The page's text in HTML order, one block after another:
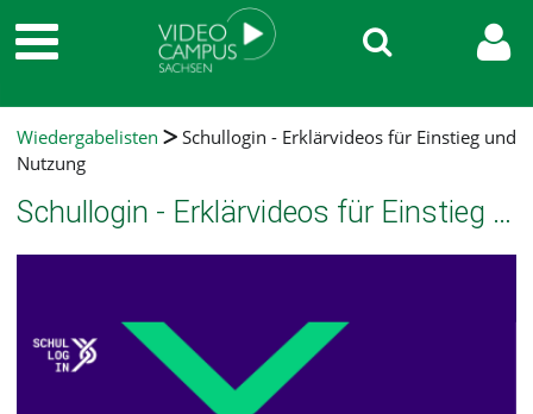
Wiedergabelisten
Schullogin - Erklärvideos für Einstieg und
Nutzung
Schullogin - Erklärvideos für Einstieg und Nutzung